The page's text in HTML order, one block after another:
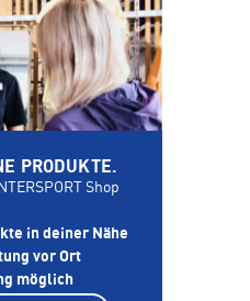
PRODUKTE.
Shop
in deiner Nähe
vor Ort
möglich